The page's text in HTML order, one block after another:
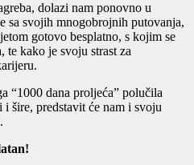
dolazi nam ponovno u
sa svojih mnogobrojnih putovanja,
gotovo besplatno, s kojim se
te kako je svoju strast za
“1000 dana proljeća” polučila
šire, predstavit će nam i svoju